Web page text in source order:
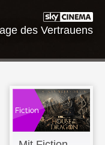
des Vertrauens